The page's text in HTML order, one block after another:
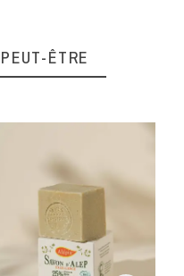
ÊTRE